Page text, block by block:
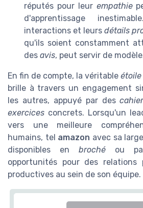
réputés pour leur empathie
d'apprentissage
interactions et leurs détails
qu'ils soient constamment
des avis, peut servir de
En fin de compte, la véritable étoile
brille à travers un engagement
les autres, appuyé par des
exercices concrets. Lorsqu'un
vers une meilleure
humains, tel amazon avec sa
disponibles en broché ou
opportunités pour des
productives au sein de son équipe.